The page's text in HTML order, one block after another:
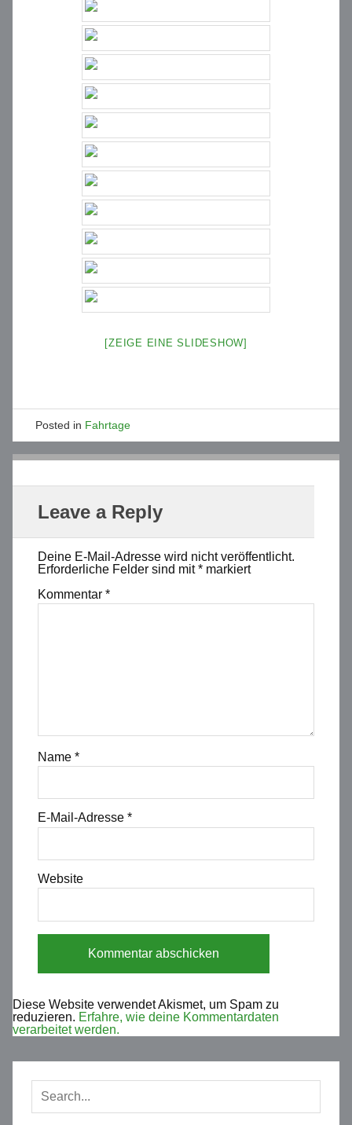
[ZEIGE EINE SLIDESHOW]
Posted in Fahrtage
Leave a Reply
Deine E-Mail-Adresse wird nicht veröffentlicht.
Erforderliche Felder sind mit* markiert
Kommentar *
Name *
E-Mail-Adresse *
Website
Diese Website verwendet Akismet, um Spam zu
reduzieren. Erfahre, wie deine Kommentardaten
verarbeitet werden.